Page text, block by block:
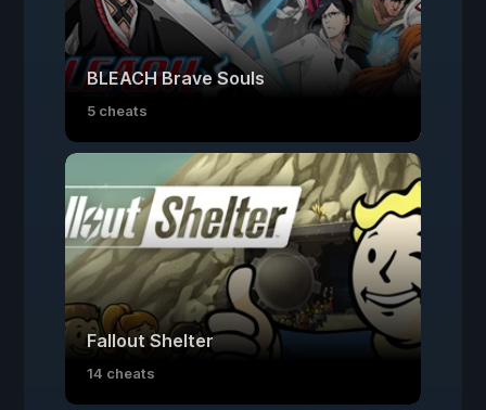
BLEACH Brave Souls
5 cheats
Fallout Shelter
14 cheats